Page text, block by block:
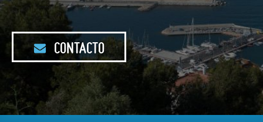
CONTACTO